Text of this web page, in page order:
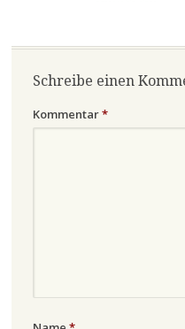
Schreibe einen
Kommentar*